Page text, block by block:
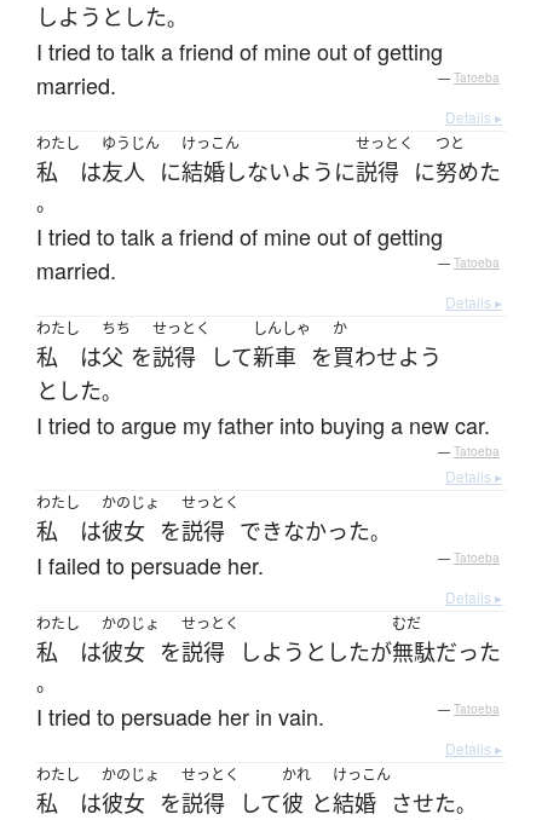
しようとした。
I tried to talk a friend of mine out of getting
married.
— Tatoeba
Details ▸
わたし
私 は
ゆうじん
友人 に
けっこん
結婚しないように
せっとく
説得 に
つと
努めた
。
I tried to talk a friend of mine out of getting
married.
— Tatoeba
Details ▸
わたし
私 は
ちち
父 を
せっとく
説得 して
しんしゃ
新車 を
か
買わせよう
とした。
I tried to argue my father into buying a new car.
— Tatoeba
Details ▸
わたし
私 は
かのじょ
彼女 を
せっとく
説得 できなかった。
I failed to persuade her. — Tatoeba
Details ▸
わたし
私 は
かのじょ
彼女 を
せっとく
説得 しようとしたが
むだ
無駄だった
。
I tried to persuade her in vain. — Tatoeba
Details ▸
わたし
私 は
かのじょ
彼女 を
せっとく
説得 して
かれ
彼 と
けっこん
結婚 させた。